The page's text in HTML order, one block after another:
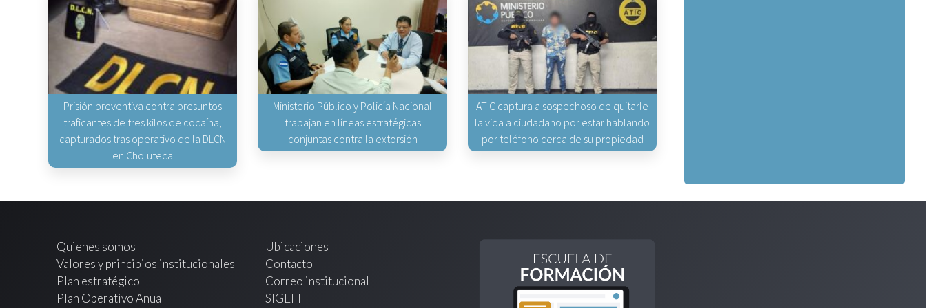
Prisión preventiva contra presuntos
traficantes de tres kilos de cocaína,
capturados tras operativo de la DLCN
en Choluteca
Ministerio Público y Policía Nacional
trabajan en líneas estratégicas
conjuntas contra la extorsión
ATIC captura a sospechoso de quitarle
la vida a ciudadano por estar hablando
por teléfono cerca de su propiedad
Quienes somos
Valores y principios institucionales
Plan estratégico
Plan Operativo Anual
Ubicaciones
Contacto
Correo institucional
SIGEFI